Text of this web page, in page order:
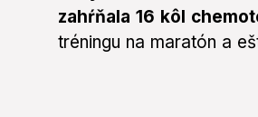
zahŕňala 16 kôl
tréningu na maratón a